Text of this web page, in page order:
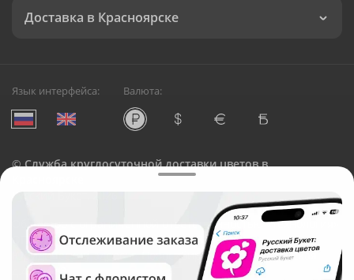
Доставка в Красноярске
Язык интерфейса: Валюта:
©Служба круглосуточной доставки цветов в
Русский Букет, 2026
Общество с ограниченной ответственностью «Технология»
ОГРН: 1195476081745, ИНН: 5410081997
Юридический адрес: г. Новосибирск, ул. Ипподромская,
д.42, оф. 3